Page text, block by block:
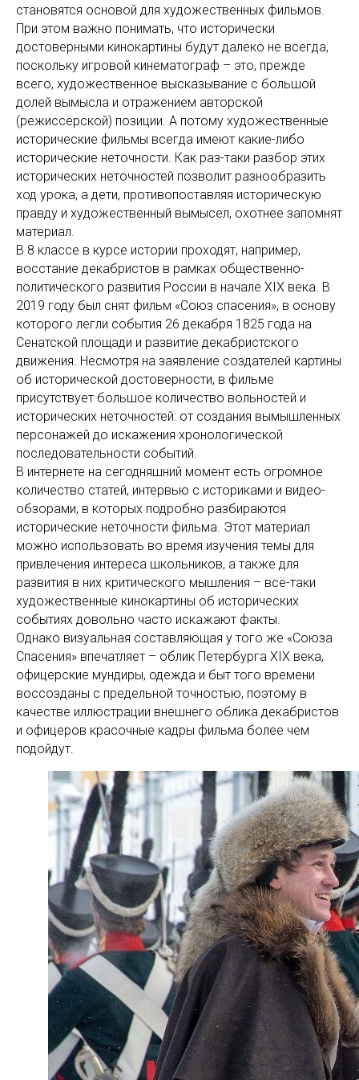
становятся основой для художественных фильмов.
При этом важно понимать, что исторически
достоверными кинокартины будут далеко не всегда,
поскольку игровой кинематограф – это, прежде
всего, художественное высказывание с большой
долей вымысла и отражением авторской
(режиссёрской) позиции. А потому художественные
исторические фильмы всегда имеют какие-либо
исторические неточности. Как раз-таки разбор этих
исторических неточностей позволит разнообразить
ход урока, а дети, противопоставляя историческую
правду и художественный вымысел, охотнее запомнят
материал.
В 8 классе в курсе истории проходят, например,
восстание декабристов в рамках общественно-
политического развития России в начале ХIХ века. В
2019 году был снят фильм «Союз спасения», в основу
которого легли события 26 декабря 1825 года на
Сенатской площади и развитие декабристского
движения. Несмотря на заявление создателей картины
об исторической достоверности, в фильме
присутствует большое количество вольностей и
исторических неточностей: от создания вымышленных
персонажей до искажения хронологической
последовательности событий.
В интернете на сегодняшний момент есть огромное
количество статей, интервью с историками и видео-
обзорами, в которых подробно разбираются
исторические неточности фильма. Этот материал
можно использовать во время изучения темы для
привлечения интереса школьников, а также для
развития в них критического мышления – всё-таки
художественные кинокартины об исторических
событиях довольно часто искажают факты.
Однако визуальная составляющая у того же «Союза
Спасения» впечатляет – облик Петербурга ХIХ века,
офицерские мундиры, одежда и быт того времени
воссозданы с предельной точностью, поэтому в
качестве иллюстрации внешнего облика декабристов
и офицеров красочные кадры фильма более чем
подойдут.